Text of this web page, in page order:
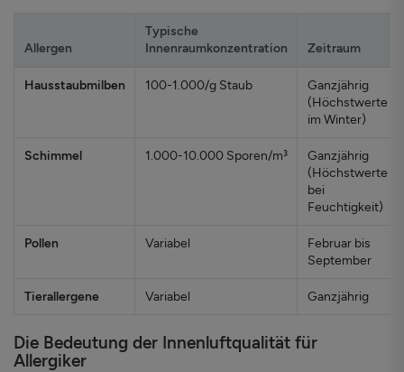
Allergen
Typische
Innenraumkonzentration
Zeitraum
Hausstaubmilben 100-1.000/g Staub
Ganzjährig
(Höchstwerte
im Winter)
Schimmel 1.000-10.000 Sporen/m³
Ganzjährig
(Höchstwerte
bei
Feuchtigkeit)
Pollen Variabel
Februar bis
September
Tierallergene Variabel Ganzjährig
Die Bedeutung der Innenluftqualität für
Allergiker